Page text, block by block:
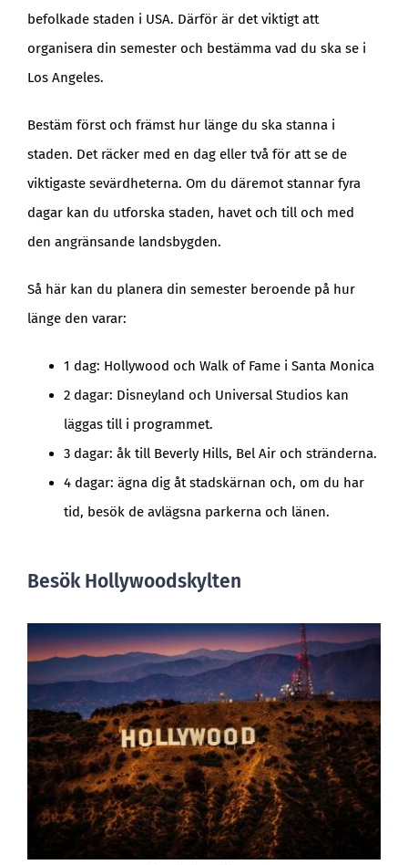
befolkade staden i USA. Därför är det viktigt att
organisera din semester och bestämma vad du ska se i
Los Angeles.
Bestäm först och främst hur länge du ska stanna i
staden. Det räcker med en dag eller två för att se de
viktigaste sevärdheterna. Om du däremot stannar fyra
dagar kan du utforska staden, havet och till och med
den angränsande landsbygden.
Så här kan du planera din semester beroende på hur
länge den varar:
1 dag: Hollywood och Walk of Fame i Santa Monica
2 dagar: Disneyland och Universal Studios kan
läggas till i programmet.
3 dagar: åk till Beverly Hills, Bel Air och stränderna.
4 dagar: ägna dig åt stadskärnan och, om du har
tid, besök de avlägsna parkerna och länen.
Besök Hollywoodskylten